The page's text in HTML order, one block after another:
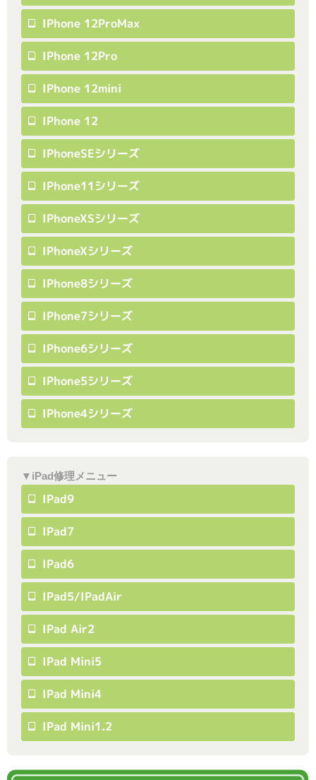
IPhone 12ProMax
IPhone 12Pro
IPhone 12mini
IPhone 12
IPhoneSEシリーズ
IPhone11シリーズ
IPhoneXSシリーズ
IPhoneXシリーズ
IPhone8シリーズ
IPhone7シリーズ
IPhone6シリーズ
IPhone5シリーズ
IPhone4シリーズ
▼iPad修理メニュー
IPad9
IPad7
IPad6
IPad5/iPadAir
IPad Air2
IPad Mini5
IPad Mini4
IPad Mini1.2